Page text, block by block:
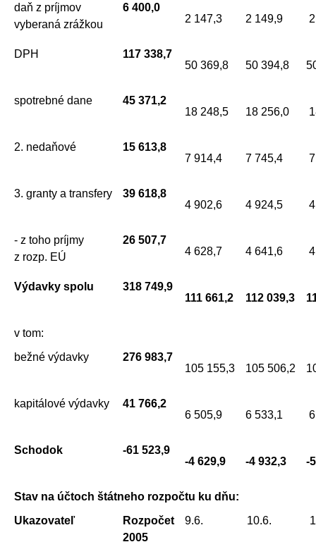
daň z príjmov
vyberaná zrážkou
6 400,0
2 147,3
2 149,9
DPH
117 338,7
50 369,8
50 394,8
spotrebné dane
45 371,2
18 248,5
18 256,0
2. nedaňové
15 613,8
7 914,4
7 745,4
3. granty a transfery
39 618,8
4 902,6
4 924,5
- z toho príjmy
z rozp. EÚ
26 507,7
4 628,7
4 641,6
Výdavky spolu
318 749,9
111 661,2
112 039,3
v tom:
bežné výdavky
276 983,7
105 155,3
105 506,2
kapitálové výdavky
41 766,2
6 505,9
6 533,1
Schodok
-61 523,9
-4 629,9
-4 932,3 -
Stav na účtoch štátneho rozpočtu ku dňu:
Ukazovateľ
Rozpočet
2005
9.6. 10.6.